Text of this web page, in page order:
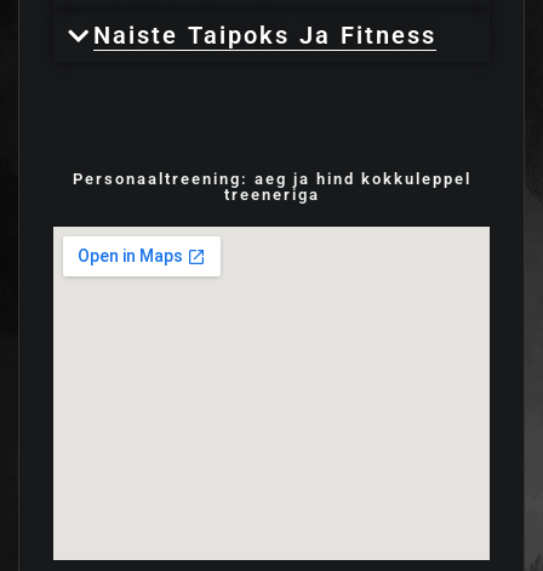
Naiste Taipoks Ja Fitness
Personaaltreening: aeg ja hind kokkuleppel
treeneriga